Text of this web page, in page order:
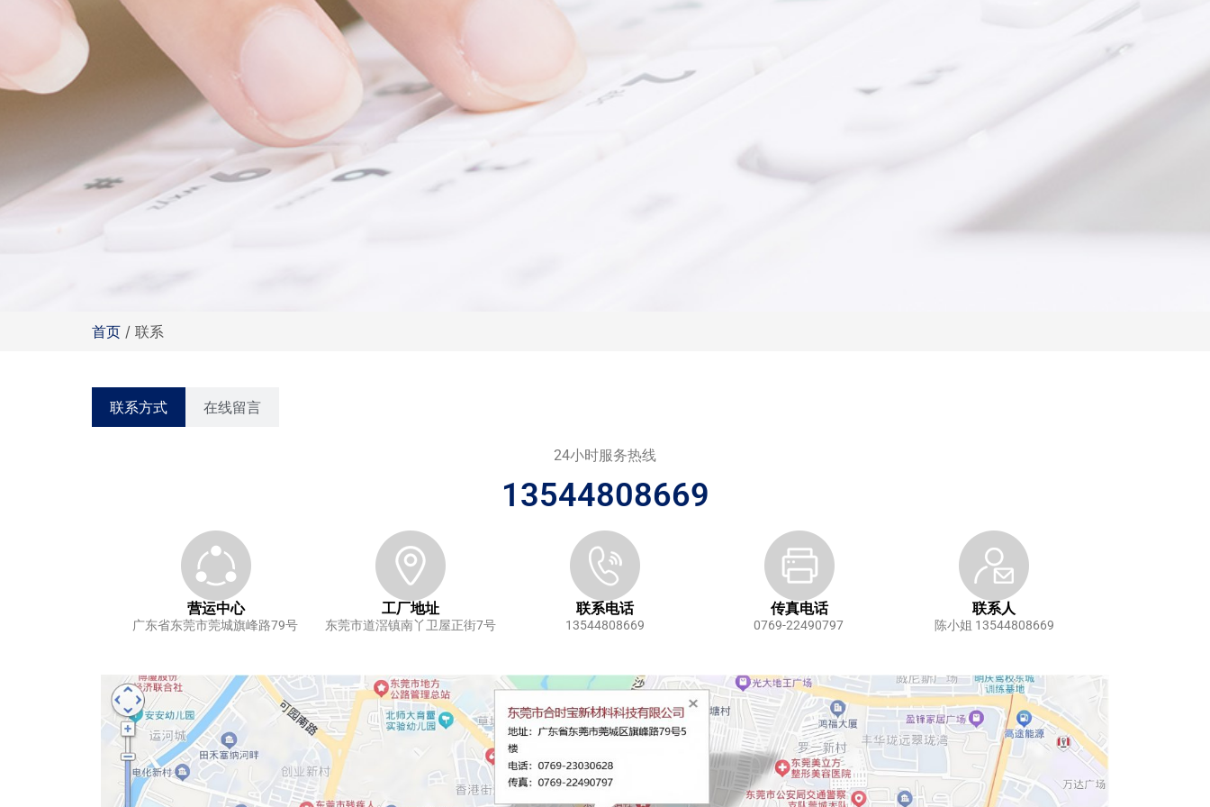
首页 / 联系
联系方式 在线留言
24小时服务热线
13544808669
营运中心
广东省东莞市莞城旗峰路79号
工厂地址
东莞市道滘镇南丫卫屋正街7号
联系电话
13544808669
传真电话
0769-22490797
联系人
陈小姐 13544808669